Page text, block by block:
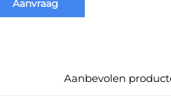
Aanvraag
Aanbevolen